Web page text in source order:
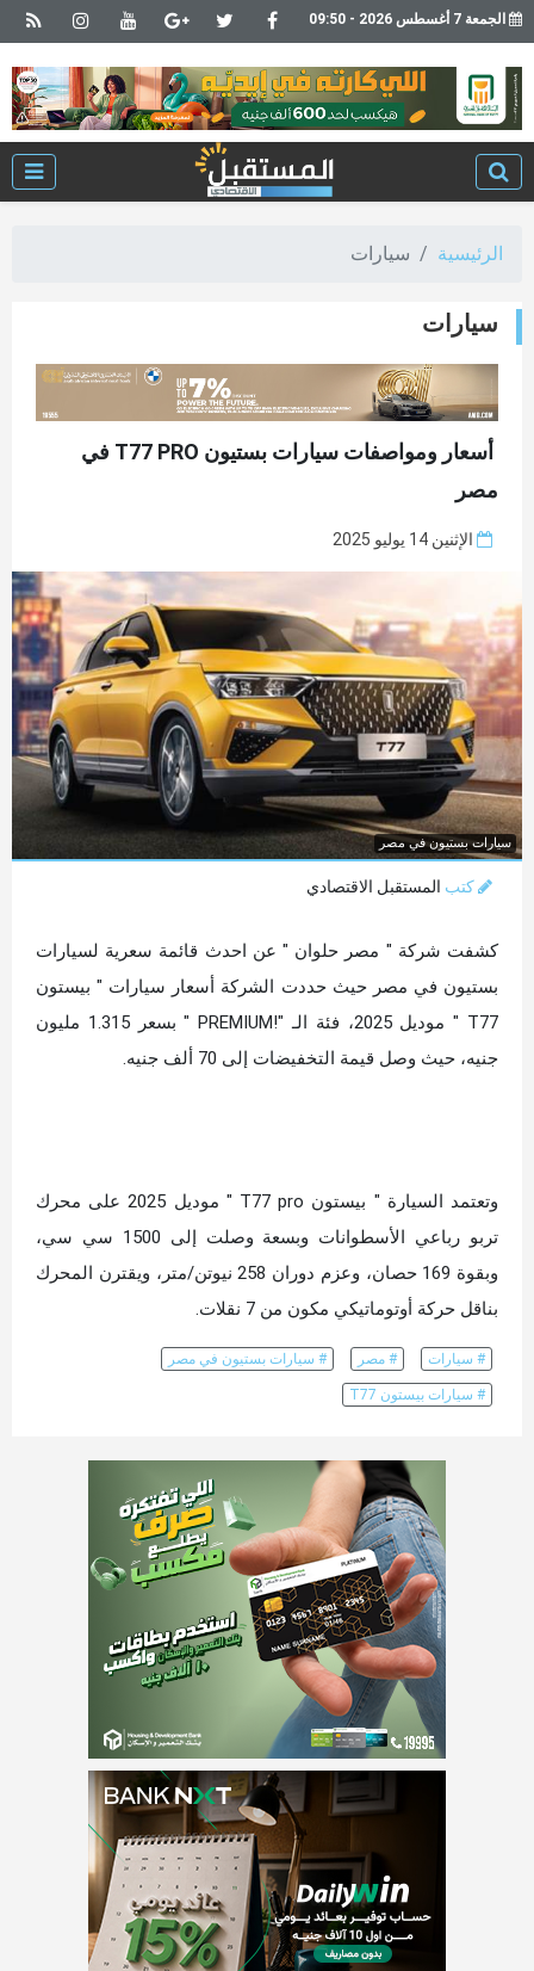
الجمعة 7 أغسطس 2026 - 09:50
الرئيسية سيارات
سيارات
أسعار ومواصفات سيارات بستيون T77 PRO في
مصر
الإثنين 14 يوليو 2025
سيارات بستيون في مصر
كتب المستقبل الاقتصادي
كشفت شركة " مصر حلوان " عن احدث قائمة سعرية لسيارات
بستيون في مصر حيث حددت الشركة أسعار سيارات " بيستون
T77 " موديل 2025، فئة الـ "!PREMIUM " بسعر 1.315 مليون
جنيه، حيث وصل قيمة التخفيضات إلى 70 ألف جنيه.
وتعتمد السيارة " بيستون T77 pro " موديل 2025 على محرك
تربو رباعي الأسطوانات وبسعة وصلت إلى 1500 سي سي،
وبقوة 169 حصان، وعزم دوران 258 نيوتن/متر، ويقترن المحرك
بناقل حركة أوتوماتيكي مكون من 7 نقلات.
# سيارات # مصر # سيارات بستيون في مصر
# سيارات بيستون T77